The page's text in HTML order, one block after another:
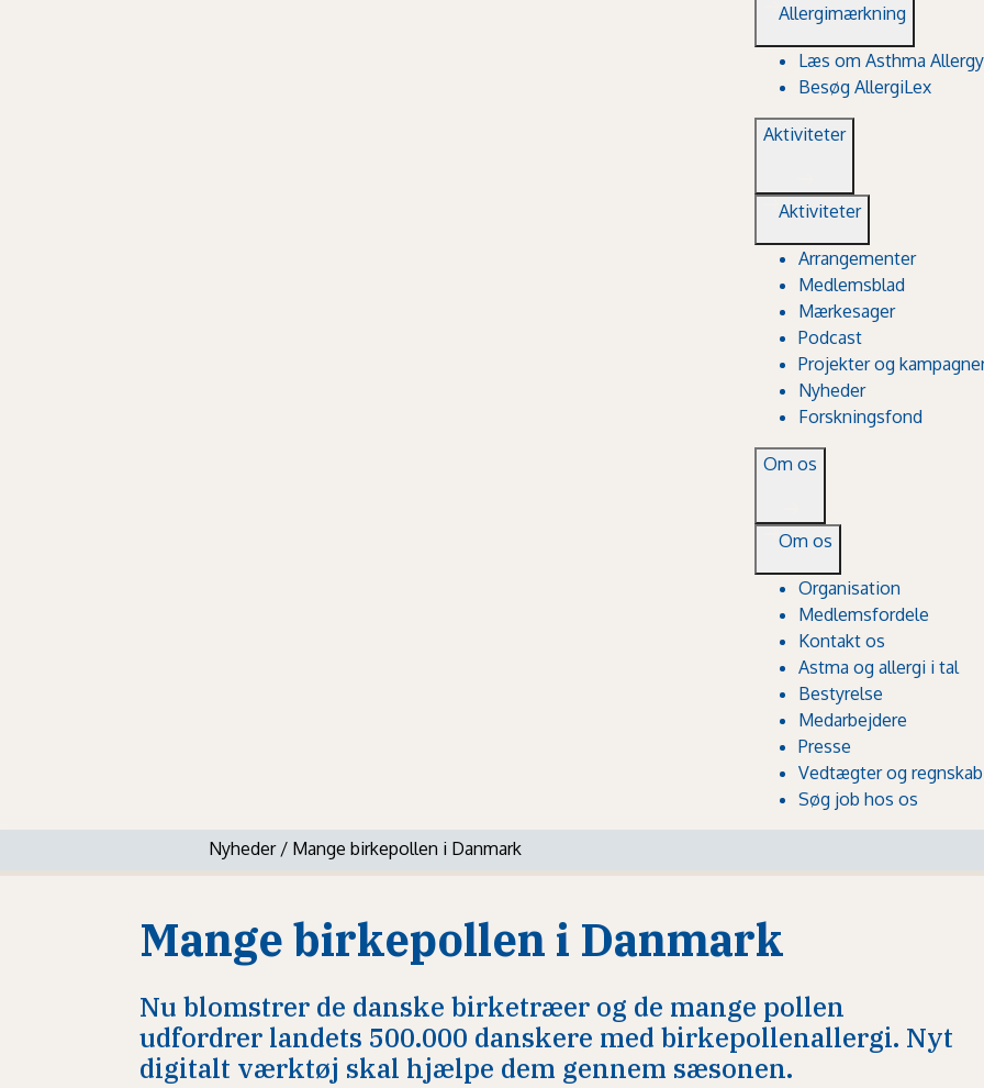
Allergimærkning
Læs om Asthma
Besøg AllergiLex
Aktiviteter
Aktiviteter
Arrangementer
Medlemsblad
Mærkesager
Podcast
Projekter og
Nyheder
Forskningsfond
Om os
Om os
Organisation
Medlemsfordele
Kontakt os
Astma og allergi i tal
Bestyrelse
Medarbejdere
Presse
Vedtægter og regnskab
Søg job hos os
Nyheder / Mange birkepollen i Danmark
Mange birkepollen i Danmark
Nu blomstrer de danske birketræer og de mange pollen
udfordrer landets 500.000 danskere med birkepollenallergi. Nyt
digitalt værktøj skal hjælpe dem gennem sæsonen.